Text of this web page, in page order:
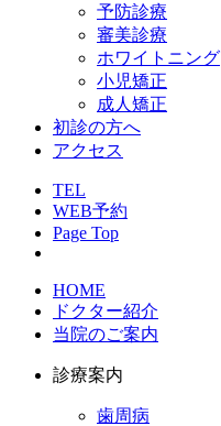
予防診療
審美診療
ホワイトニング
小児矯正
成人矯正
初診の方へ
アクセス
TEL
WEB予約
Page Top
HOME
ドクター紹介
当院のご案内
診療案内
歯周病